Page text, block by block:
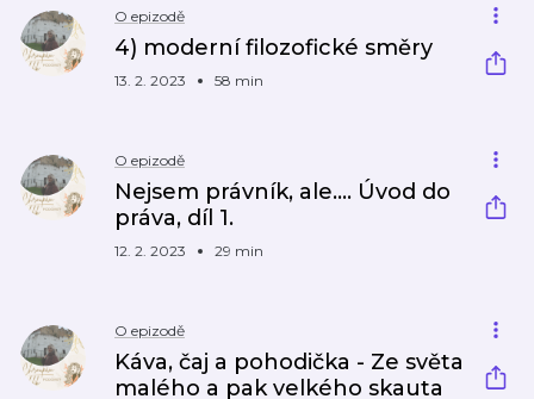
O epizodě
4) moderní filozofické směry
13. 2. 2023 58 min
O epizodě
Nejsem právník, ale.... Úvod do
práva, díl 1.
12. 2. 2023 29 min
O epizodě
Káva, čaj a pohodička - Ze světa
malého a pak velkého skauta